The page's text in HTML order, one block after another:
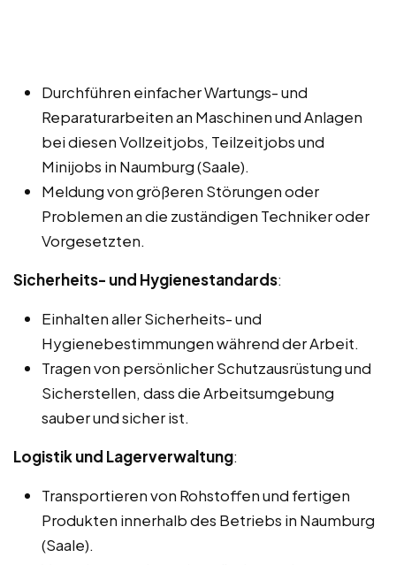
Durchführen einfacher Wartungs- und
Reparaturarbeiten an Maschinen und Anlagen
bei diesen Vollzeitjobs, Teilzeitjobs und
Minijobs in Naumburg (Saale).
Meldung von größeren Störungen oder
Problemen an die zuständigen Techniker oder
Vorgesetzten.
Sicherheits- und Hygienestandards:
Einhalten aller Sicherheits- und
Hygienebestimmungen während der Arbeit.
Tragen von persönlicher Schutzausrüstung und
Sicherstellen, dass die Arbeitsumgebung
sauber und sicher ist.
Logistik und Lagerverwaltung:
Transportieren von Rohstoffen und fertigen
Produkten innerhalb des Betriebs in Naumburg
(Saale).